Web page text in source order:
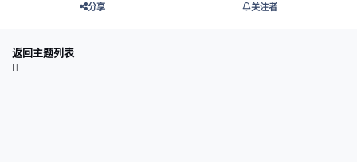
分享 关注者
返回主题列表